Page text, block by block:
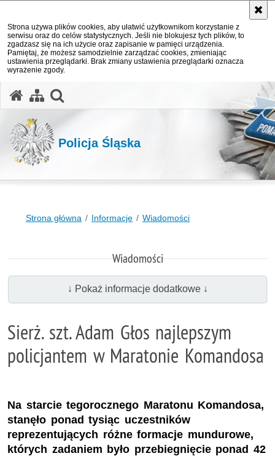
Strona używa plików cookies, aby ułatwić użytkownikom korzystanie z
serwisu oraz do celów statystycznych. Jeśli nie blokujesz tych plików, to
zgadzasz się na ich użycie oraz zapisanie w pamięci urządzenia.
Pamiętaj, że możesz samodzielnie zarządzać cookies, zmieniając
ustawienia przeglądarki. Brak zmiany ustawienia przeglądarki oznacza
wyrażenie zgody.
Policja Śląska
Strona główna Informacje Wiadomości
Wiadomości
↓ Pokaż informacje dodatkowe ↓
Sierż. szt. Adam Głos najlepszym
policjantem w Maratonie Komandosa
Na starcie tegorocznego Maratonu Komandosa,
stanęło ponad tysiąc uczestników
reprezentujących różne formacje mundurowe,
których zadaniem było przebiegnięcie ponad 42